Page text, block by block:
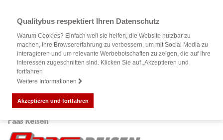
Qualitybus respektiert Ihren Datenschutz
Warum Cookies? Einfach weil sie helfen, die Website nutzbar zu
machen, Ihre Browsererfahrung zu verbessern, um mit Social Media zu
interagieren und um relevante Werbebotschaften zu zeigen, die auf Ihre
Interessen zugeschnitten sind. Klicken Sie auf „Akzeptieren und
fortfahren
Weitere Informationen
Akzeptieren und fortfahren
Paas Reisen